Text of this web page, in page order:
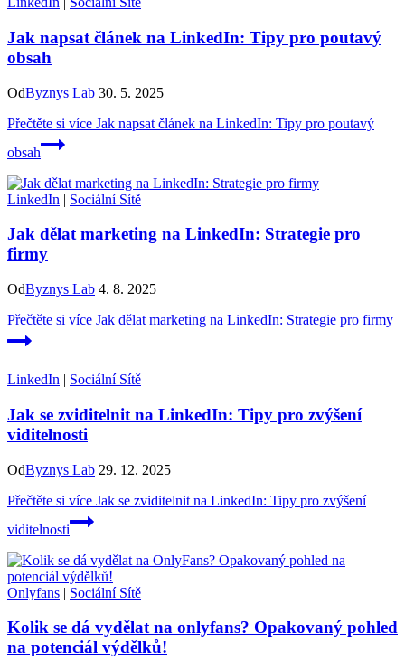
Jak napsat článek na LinkedIn: Tipy pro poutavý
obsah
OdByznys Lab 30. 5. 2025
Přečtěte si více Jak napsat článek na LinkedIn: Tipy pro poutavý
obsah
LinkedIn | Sociální Sítě
Jak dělat marketing na LinkedIn: Strategie pro
firmy
OdByznys Lab 4. 8. 2025
Přečtěte si více Jak dělat marketing na LinkedIn: Strategie pro firmy
LinkedIn | Sociální Sítě
Jak se zviditelnit na LinkedIn: Tipy pro zvýšení
viditelnosti
OdByznys Lab 29. 12. 2025
Přečtěte si více Jak se zviditelnit na LinkedIn: Tipy pro zvýšení
viditelnosti
Onlyfans | Sociální Sítě
Kolik se dá vydělat na onlyfans? Opakovaný pohled
na potenciál výdělků!